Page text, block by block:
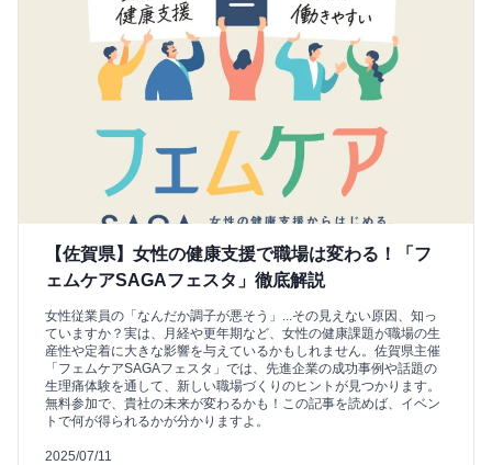
【佐賀県】女性の健康支援で職場は変わる！「フ
ェムケアSAGAフェスタ」徹底解説
女性従業員の「なんだか調子が悪そう」...その見えない原因、知っ
ていますか？実は、月経や更年期など、女性の健康課題が職場の生
産性や定着に大きな影響を与えているかもしれません。佐賀県主催
「フェムケアSAGAフェスタ」では、先進企業の成功事例や話題の
生理痛体験を通して、新しい職場づくりのヒントが見つかります。
無料参加で、貴社の未来が変わるかも！この記事を読めば、イベン
トで何が得られるかが分かりますよ。
2025/07/11